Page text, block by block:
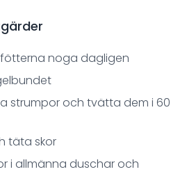
noga dagligen
strumpor och tvätta dem i 60
täta skor
i allmänna duschar och